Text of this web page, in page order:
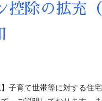
控除の拡充
子育て世帯等に対する住